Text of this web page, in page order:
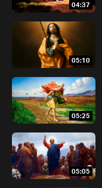
04:37
05:10
05:25
05:05